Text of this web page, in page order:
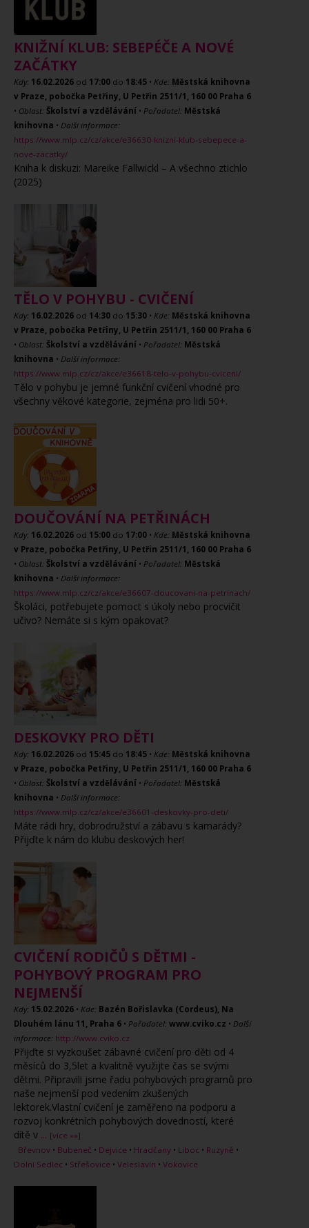
KNIŽNÍ KLUB: SEBEPÉČE A NOVÉ
ZAČÁTKY
Kdy: 16.02.2026 od 17:00 do 18:45 • Kde: Městská knihovna
v Praze, pobočka Petřiny, U Petřin 2511/1, 160 00 Praha 6
• Oblast: Školství a vzdělávání • Pořadatel: Městská
knihovna • Další informace:
https://www.mlp.cz/cz/akce/e36630-knizni-klub-sebepece-a-
nove-zacatky/
Kniha k diskuzi: Mareike Fallwickl – A všechno ztichlo
(2025)
TĚLO V POHYBU - CVIČENÍ
Kdy: 16.02.2026 od 14:30 do 15:30 • Kde: Městská knihovna
v Praze, pobočka Petřiny, U Petřin 2511/1, 160 00 Praha 6
• Oblast: Školství a vzdělávání • Pořadatel: Městská
knihovna • Další informace:
https://www.mlp.cz/cz/akce/e36618-telo-v-pohybu-cviceni/
Tělo v pohybu je jemné funkční cvičení vhodné pro
všechny věkové kategorie, zejména pro lidi 50+.
DOUČOVÁNÍ NA PETŘINÁCH
Kdy: 16.02.2026 od 15:00 do 17:00 • Kde: Městská knihovna
v Praze, pobočka Petřiny, U Petřin 2511/1, 160 00 Praha 6
• Oblast: Školství a vzdělávání • Pořadatel: Městská
knihovna • Další informace:
https://www.mlp.cz/cz/akce/e36607-doucovani-na-petrinach/
Školáci, potřebujete pomoct s úkoly nebo procvičit
učivo? Nemáte si s kým opakovat?
DESKOVKY PRO DĚTI
Kdy: 16.02.2026 od 15:45 do 18:45 • Kde: Městská knihovna
v Praze, pobočka Petřiny, U Petřin 2511/1, 160 00 Praha 6
• Oblast: Školství a vzdělávání • Pořadatel: Městská
knihovna • Další informace:
https://www.mlp.cz/cz/akce/e36601-deskovky-pro-deti/
Máte rádi hry, dobrodružství a zábavu s kamarády?
Přijďte k nám do klubu deskových her!
CVIČENÍ RODIČŮ S DĚTMI -
POHYBOVÝ PROGRAM PRO
NEJMENŠÍ
Kdy: 15.02.2026 • Kde: Bazén Bořislavka (Cordeus), Na
Dlouhém lánu 11, Praha 6 • Pořadatel: www.cviko.cz • Další
informace: http://www.cviko.cz
Přijďte si vyzkoušet zábavné cvičení pro děti od 4
měsíců do 3,5let a kvalitně využijte čas se svými
dětmi. Připravili jsme řadu pohybových programů pro
naše nejmenší pod vedením zkušených
lektorek.Vlastní cvičení je zaměřeno na podporu a
rozvoj konkrétních pohybových dovedností, které
dítě v ... [více »»]
Břevnov • Bubeneč • Dejvice • Hradčany • Liboc • Ruzyně •
Dolní Sedlec • Střešovice • Veleslavín • Vokovice